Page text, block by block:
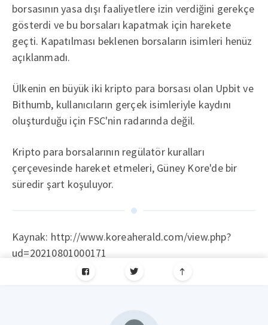
borsasının yasa dışı faaliyetlere izin verdiğini gerekçe
gösterdi ve bu borsaları kapatmak için harekete
geçti. Kapatılması beklenen borsaların isimleri henüz
açıklanmadı.
Ülkenin en büyük iki kripto para borsası olan Upbit ve
Bithumb, kullanıcıların gerçek isimleriyle kaydını
oluşturduğu için FSC'nin radarında değil.
Kripto para borsalarının regülatör kuralları
çerçevesinde hareket etmeleri, Güney Kore'de bir
süredir şart koşuluyor.
Kaynak: http://www.koreaherald.com/view.php?
ud=20210801000171